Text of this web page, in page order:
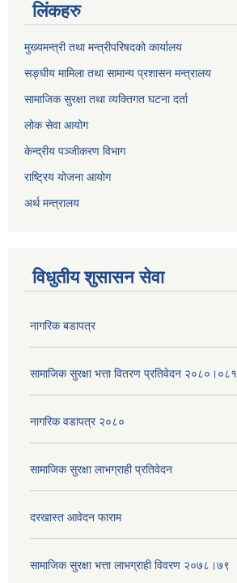
लिंकहरु
मुख्यमन्त्री तथा मन्त्रीपरिषदको कार्यालय
सङ्घीय मामिला तथा सामान्य प्रशासन मन्त्रालय
सामाजिक सुरक्षा तथा व्यक्तिगत घटना दर्ता
लोक सेवा आयोग
केन्द्रीय पञ्जीकरण विभाग
राष्ट्रिय योजना आयोग
अर्थ मन्त्रालय
विधुतीय शुसासन सेवा
नागरिक बडापत्र
सामाजिक सुरक्षा भत्ता वितरण प्रतिवेदन २०८०।०८१
नागरिक वडापत्र २०८०
सामाजिक सुरक्षा लाभग्राही प्रतिवेदन
दरखास्त आवेदन फाराम
सामाजिक सुरक्षा भत्ता लाभग्राही विवरण २०७८।७९